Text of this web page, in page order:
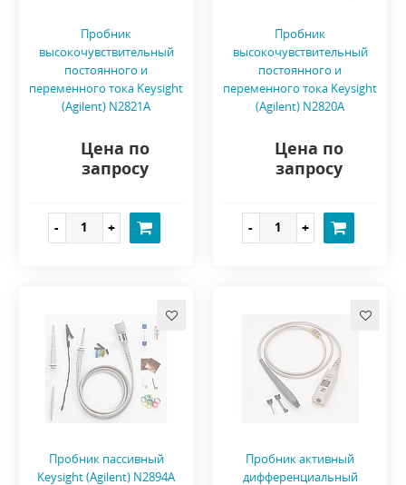
Пробник
высокочувствительный
постоянного и
переменного тока Keysight
(Agilent) N2821A
Цена по
запросу
Пробник
высокочувствительный
постоянного и
переменного тока Keysight
(Agilent) N2820A
Цена по
запросу
Пробник пассивный
Keysight (Agilent) N2894A
Пробник активный
дифференциальный